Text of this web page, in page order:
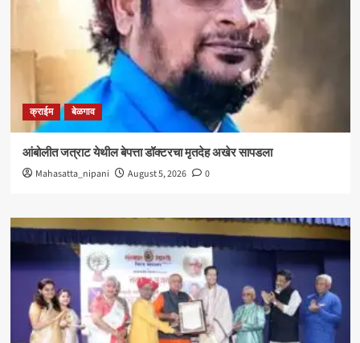
क्राईम बेळगाव
आंबोलीत जत्राट येथील बेपत्ता डॉक्टरचा मृतदेह अखेर सापडला
Mahasatta_nipani August 5, 2026 0